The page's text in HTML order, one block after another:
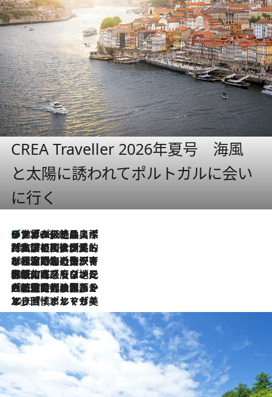
CREA Traveller 2026年夏号 海風
と太陽に誘われてポルトガルに会い
に行く
2026.8.8
リスボンの絶品スイーツ「パステル・デ・ナタ」とは？ポルトガル伝統の奥深い世界へ
2026.7.27
「私の祖国はポルトガル語です」国民的詩人フェルナンド・ペソアと、彼が愛した文学の街を歩く
2026.7.26
ポルトガル近海が育む極上の海の幸。キリリと冷えた白ワインと愉しむ、シーフード専門店の贅沢
2026.7.22
伝統の味をモダンに昇華。高感度な地元客が集う、リスボンの最旬ガストロノミー
2026.7.21
大航海時代の栄華から、震災、独裁、そして革命へ。ポルトガル・首都リスボンの石畳に刻まれた「歴史の光と影」
2026.7.13
エッセイ・ヤマザキマリ「慎ましくも美しき国 ポルトガル」